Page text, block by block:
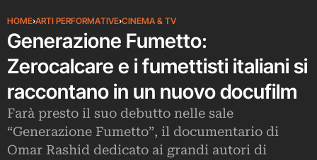
HOME›ARTI PERFORMATIVE›CINEMA & TV
Generazione Fumetto:
Zerocalcare e i fumettisti italiani si
raccontano in un nuovo docufilm
Farà presto il suo debutto nelle sale
“Generazione Fumetto”, il documentario di
Omar Rashid dedicato ai grandi autori di